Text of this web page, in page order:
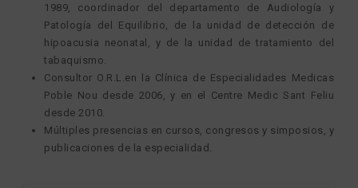
1989, coordinador del departamento de Audiología y
Patología del Equilibrio, de la unidad de detección de
hipoacusia neonatal, y de la unidad de tratamiento del
tabaquismo.
Consultor O.R.L.en la Clínica de Especialidades Medicas
Poble Nou desde 2006, y en el Centre Medic Sant Feliu
desde 2010.
Múltiples presencias en cursos, congresos y simposios, y
publicaciones de la especialidad.